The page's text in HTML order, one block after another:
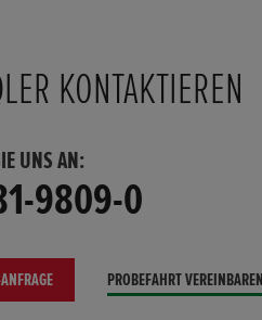
KONTAKTIEREN
UNS AN:
9809-0
PROBEFAHRT VEREINBAREN